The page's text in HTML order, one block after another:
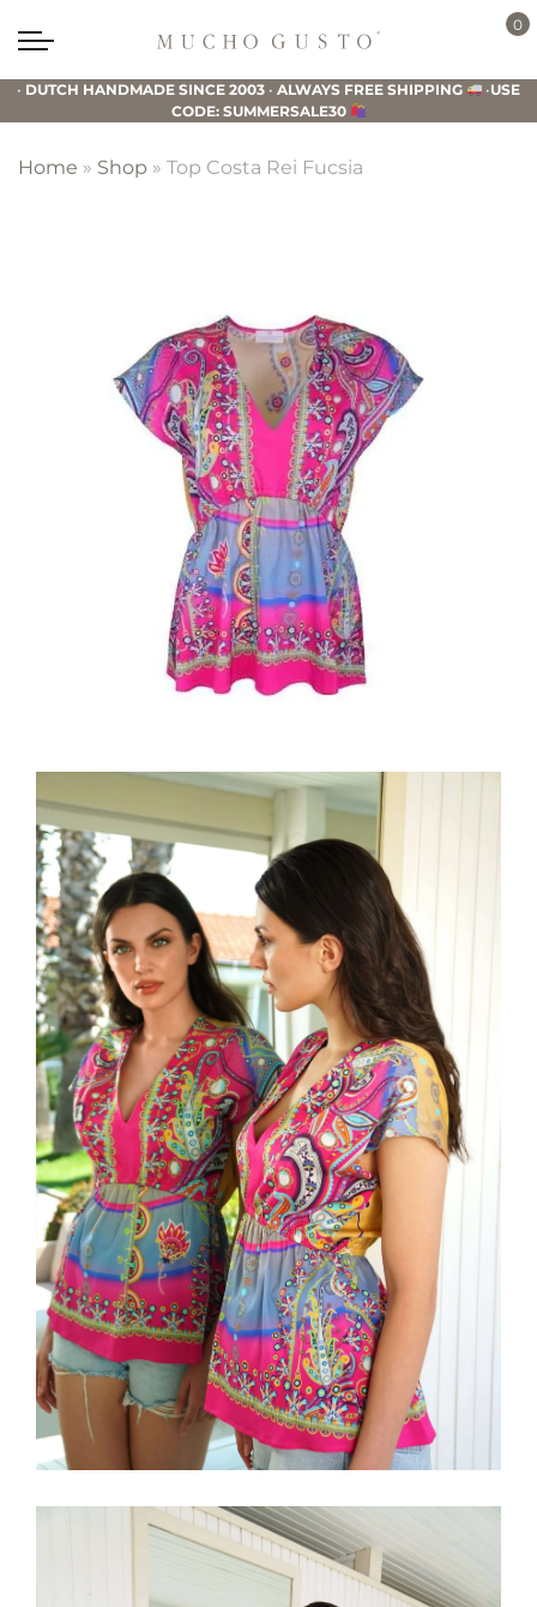
to
navigation
to
content
to
Gusto
0
• DUTCH HANDMADE SINCE 2003 • ALWAYS FREE SHIPPING •USE
CODE: SUMMERSALE30
Home » Shop » Top Costa Rei Fucsia